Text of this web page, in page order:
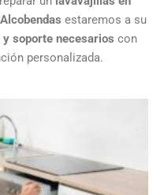
estaremos a su
y soporte necesarios con
personalizada.